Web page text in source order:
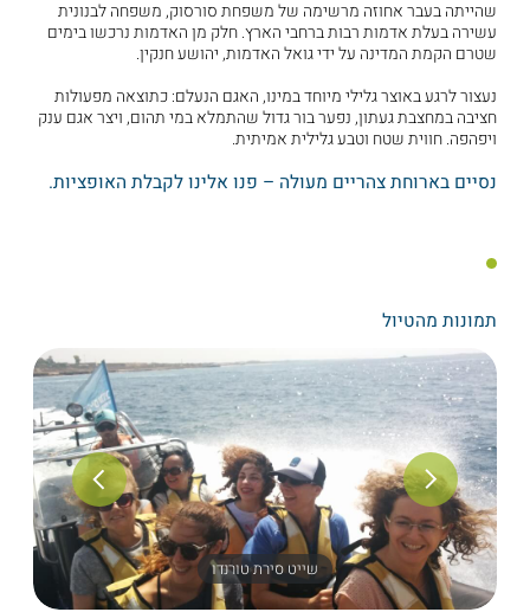
שהייתה בעבר אחוזה מרשימה של משפחת סורסוק, משפחה לבנונית
עשירה בעלת אדמות רבות ברחבי הארץ. חלק מן האדמות נרכשו בימים
שטרם הקמת המדינה על ידי גואל האדמות, יהושע חנקין.
נעצור לרגע באוצר גלילי מיוחד במינו, האגם הנעלם: כתוצאה מפעולות
חציבה במחצבת געתון, נפער בור גדול שהתמלא במי תהום, ויצר אגם ענק
ויפהפה. חווית שטח וטבע גלילית אמיתית.
נסיים בארוחת צהריים מעולה – פנו אלינו לקבלת האופציות.
תמונות מהטיול
שייט סירת טורנדו